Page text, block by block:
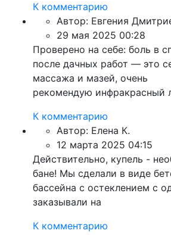
К комментарию
Автор: Евгения
29 мая 2025 00:28
Проверено на себе: боль в
после дачных работ — это
массажа и мазей, очень
рекомендую инфракрасный
К комментарию
Автор: Елена К.
12 марта 2025 04:15
Действительно, купель -
бане! Мы сделали в виде
бассейна с остеклением с
заказывали на
К комментарию